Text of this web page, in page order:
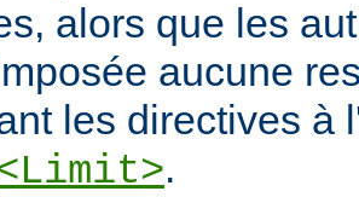
alors que les
aucune
les directives à
.